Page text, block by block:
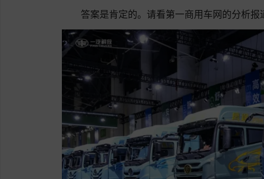
答案是肯定的。请看第一商用车网的分析报